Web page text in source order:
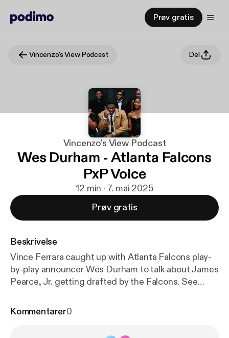
Prøv gratis
Vincenzo's View Podcast Del
Vincenzo's View Podcast
Wes Durham - Atlanta Falcons
PxP Voice
12 min · 7. mai 2025
Prøv gratis
Beskrivelse
Vince Ferrara caught up with Atlanta Falcons play-
by-play announcer Wes Durham to talk about James
Pearce, Jr. getting drafted by the Falcons. See
stener
] for privacy information.
Kommentarer0